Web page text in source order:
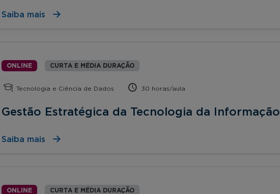
Saiba mais
ONLINE CURTA E MÉDIA DURAÇÃO
Tecnologia e Ciência de Dados 30 horas/aula
Gestão Estratégica da Tecnologia da Informação
Saiba mais
ONLINE CURTA E MÉDIA DURAÇÃO